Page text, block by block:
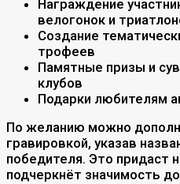
Награждение
велогонок и
Создание
трофеев
Памятные призы и
клубов
Подарки любителям
По желанию можно
гравировкой, указав
победителя. Это придаст
подчеркнёт значимость